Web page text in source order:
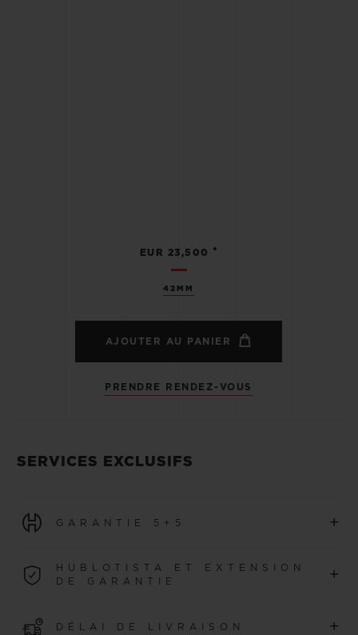
42MM
EUR 23,500 •
AJOUTER AU PANIER
PRENDRE RENDEZ-VOUS
SERVICES EXCLUSIFS
GARANTIE 5+5 +
bénéficient d’une garantie internationale de 5 ans.
HUBLOTISTA ET EXTENSION
DE GARANTIE
+
de votre montre avec 5 ans supplémentaires (voir
DÉLAI DE LIVRAISON +